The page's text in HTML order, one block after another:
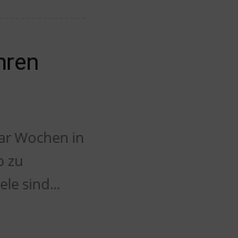
Wochen in
zu
sind...